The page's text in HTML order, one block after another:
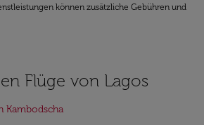
können zusätzliche Gebühren und
Flüge von Lagos
Kambodscha